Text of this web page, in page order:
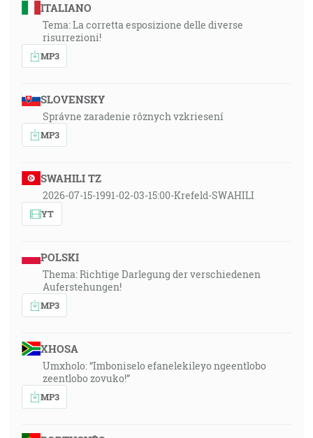
ITALIANO
Tema: La corretta esposizione delle diverse
risurrezioni!
MP3
SLOVENSKY
Správne zaradenie rôznych vzkriesení
MP3
SWAHILI TZ
2026-07-15-1991-02-03-15:00-Krefeld-SWAHILI
YT
POLSKI
Thema: Richtige Darlegung der verschiedenen
Auferstehungen!
MP3
XHOSA
Umxholo: “Imboniselo efanelekileyo ngeentlobo
zeentlobo zovuko!”
MP3